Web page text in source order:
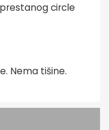
circle
Nema tišine.